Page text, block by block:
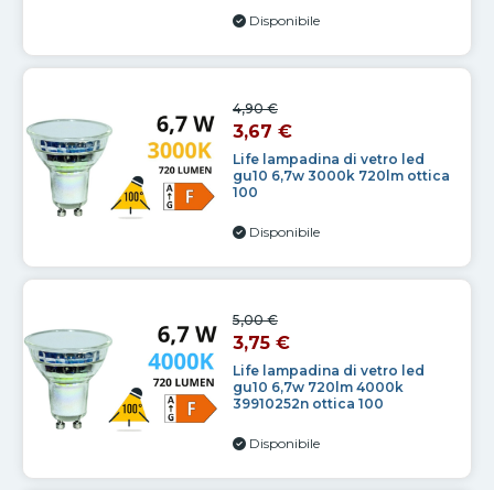
Disponibile
Life lampadina di vetro led
gu10 6,7w 3000k 720lm ottica
100
4,90 €
3,67 €
Disponibile
Life lampadina di vetro led
gu10 6,7w 720lm 4000k
39910252n ottica 100
5,00 €
3,75 €
Disponibile